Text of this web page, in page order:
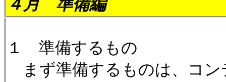
４月 準備編
１ 準備するもの
まず準備するものは、コン